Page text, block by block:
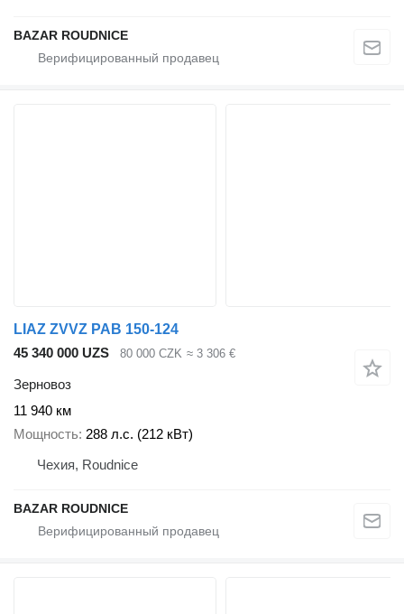
BAZAR ROUDNICE
LIAZ ZVVZ PAB 150-124
45 340 000 UZS
80 000 CZK ≈ 3 306 €
Зерновоз
11 940 км
Мощность 288 л.с. (212 кВт)
Чехия, Roudnice
BAZAR ROUDNICE